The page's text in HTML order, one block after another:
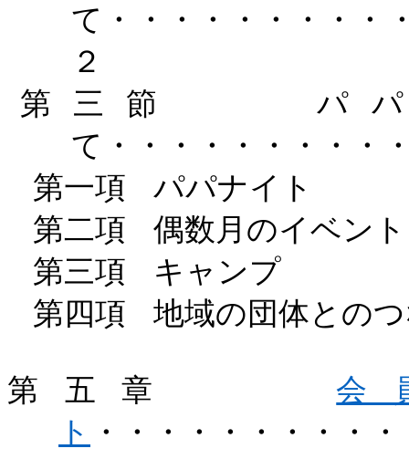
て・・・・・・・・・
２
第三節
パ
て・・・・・・・・・
第一項
パパナイト
第二項
偶数月のイベント
第三項
キャンプ
第四項
地域の団体との
第五章
会
ト
・・・・・・・・・